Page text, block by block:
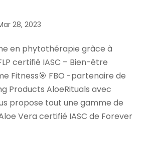
28, 2023
en phytothérapie grâce à
certifié IASC – Bien-être
Fitness🎯 FBO -partenaire de
Products AloeRituals avec
propose tout une gamme de
Vera certifié IASC de Forever